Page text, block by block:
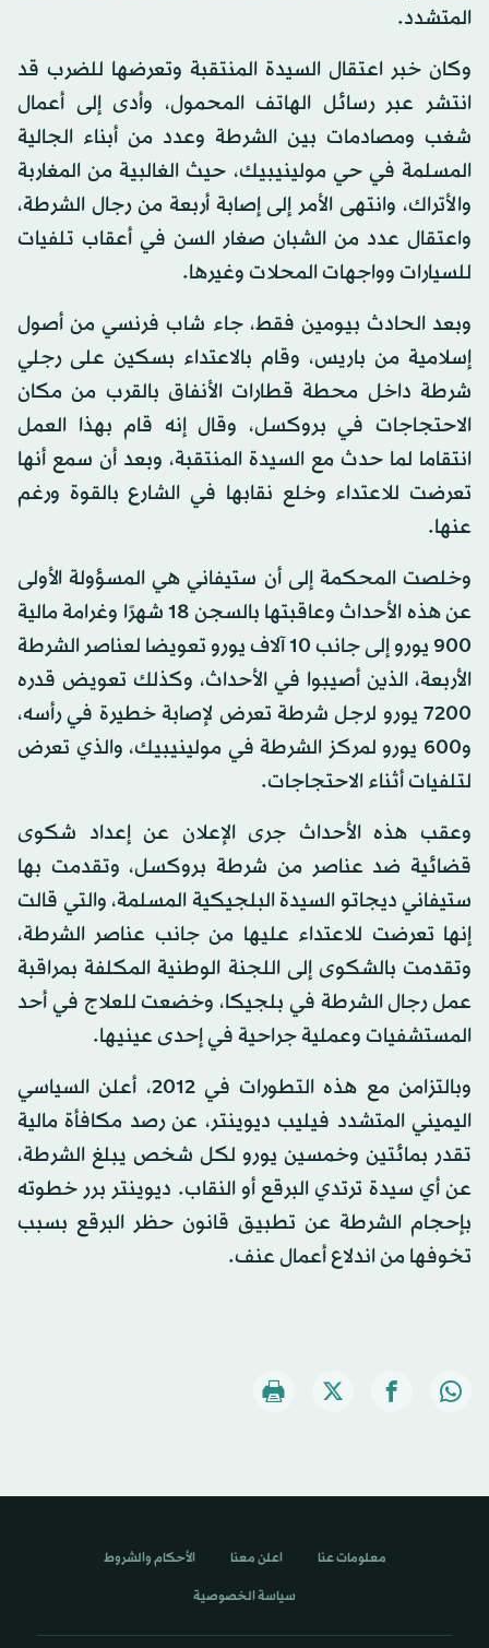
المتشدد.
وكان خبر اعتقال السيدة المنتقبة وتعرضها للضرب قد
انتشر عبر رسائل الهاتف المحمول، وأدى إلى أعمال
شغب ومصادمات بين الشرطة وعدد من أبناء الجالية
المسلمة في حي مولينيبيك، حيث الغالبية من المغاربة
والأتراك، وانتهى الأمر إلى إصابة أربعة من رجال الشرطة،
واعتقال عدد من الشبان صغار السن في أعقاب تلفيات
للسيارات وواجهات المحلات وغيرها.
وبعد الحادث بيومين فقط، جاء شاب فرنسي من أصول
إسلامية من باريس، وقام بالاعتداء بسكين على رجلي
شرطة داخل محطة قطارات الأنفاق بالقرب من مكان
الاحتجاجات في بروكسل، وقال إنه قام بهذا العمل
انتقاما لما حدث مع السيدة المنتقبة، وبعد أن سمع أنها
تعرضت للاعتداء وخلع نقابها في الشارع بالقوة ورغم
عنها.
وخلصت المحكمة إلى أن ستيفاني هي المسؤولة الأولى
عن هذه الأحداث وعاقبتها بالسجن 18 شهرًا وغرامة مالية
900 يورو إلى جانب 10 آلاف يورو تعويضا لعناصر الشرطة
الأربعة، الذين أصيبوا في الأحداث، وكذلك تعويض قدره
7200 يورو لرجل شرطة تعرض لإصابة خطيرة في رأسه،
و600 يورو لمركز الشرطة في مولينيبيك، والذي تعرض
لتلفيات أثناء الاحتجاجات.
وعقب هذه الأحداث جرى الإعلان عن إعداد شكوى
قضائية ضد عناصر من شرطة بروكسل، وتقدمت بها
ستيفاني ديجاتو السيدة البلجيكية المسلمة، والتي قالت
إنها تعرضت للاعتداء عليها من جانب عناصر الشرطة،
وتقدمت بالشكوى إلى اللجنة الوطنية المكلفة بمراقبة
عمل رجال الشرطة في بلجيكا، وخضعت للعلاج في أحد
المستشفيات وعملية جراحية في إحدى عينيها.
وبالتزامن مع هذه التطورات في 2012، أعلن السياسي
اليميني المتشدد فيليب ديوينتر، عن رصد مكافأة مالية
تقدر بمائتين وخمسين يورو لكل شخص يبلغ الشرطة،
عن أي سيدة ترتدي البرقع أو النقاب. ديوينتر برر خطوته
بإحجام الشرطة عن تطبيق قانون حظر البرقع بسبب
تخوفها من اندلاع أعمال عنف.
معلومات عنا اعلن معنا الأحكام والشروط
سياسة الخصوصية